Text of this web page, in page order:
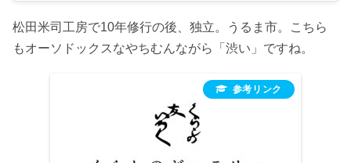
松田米司工房で10年修行の後、独立。うるま市。こちら
もオーソドックスなやちむんながら「渋い」ですね。